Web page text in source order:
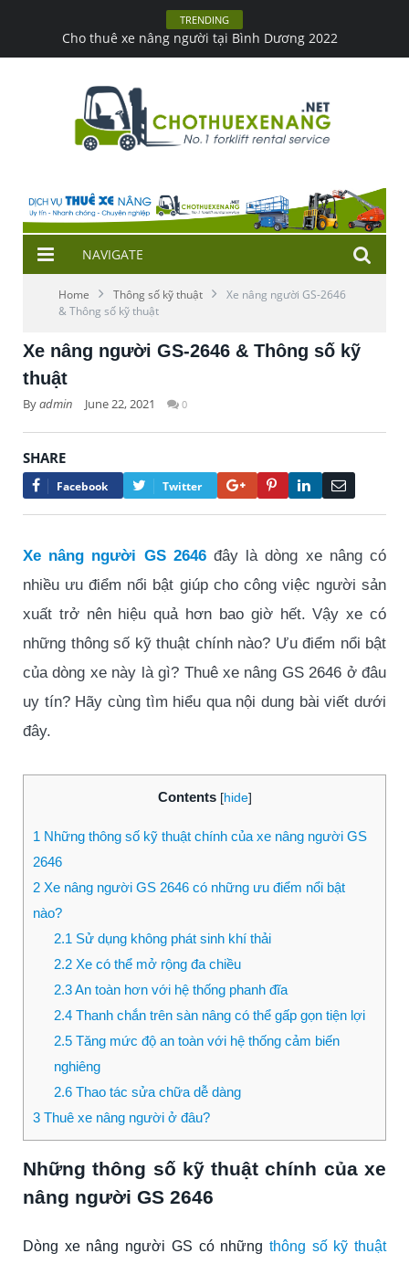
TRENDING
Xe nâng hàng trong kho & những lưu ý khi lái
NAVIGATE
Home Thông số kỹ thuật
Xe nâng người GS-2646
& Thông số kỹ thuật
Xe nâng người GS-2646 & Thông số kỹ
thuật
Byadmin June 22, 2021 0
SHARE
Facebook Twitter Google+PinterestLinkedIn
Xe nâng người GS 2646đây là dòng xe nâng có
nhiều ưu điểm nổi bật giúp cho công việc người sản
xuất trở nên hiệu quả hơn bao giờ hết. Vậy xe có
những thông số kỹ thuật chính nào? Ưu điểm nổi bật
của dòng xe này là gì? Thuê xe nâng GS 2646 ở đâu
uy tín? Hãy cùng tìm hiểu qua nội dung bài viết dưới
đây.
Contents [hide]
1 Những thông số kỹ thuật chính của xe nâng người GS
2646
2 Xe nâng người GS 2646 có những ưu điểm nổi bật
nào?
2.1 Sử dụng không phát sinh khí thải
2.2Xe có thể mở rộng đa chiều
2.3An toàn hơn với hệ thống phanh đĩa
2.4Thanh chắn trên sàn nâng có thể gấp gọn tiện lợi
2.5Tăng mức độ an toàn với hệ thống cảm biến
nghiêng
2.6Thao tác sửa chữa dễ dàng
3 Thuê xe nâng người ở đâu?
Những thông số kỹ thuật chính của xe
nâng người GS 2646
Dòng xe nâng người GS có những thông số kỹ thuật